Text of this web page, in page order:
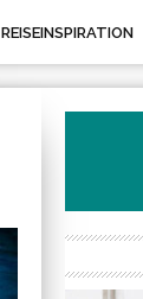
REISEINSPIRATION